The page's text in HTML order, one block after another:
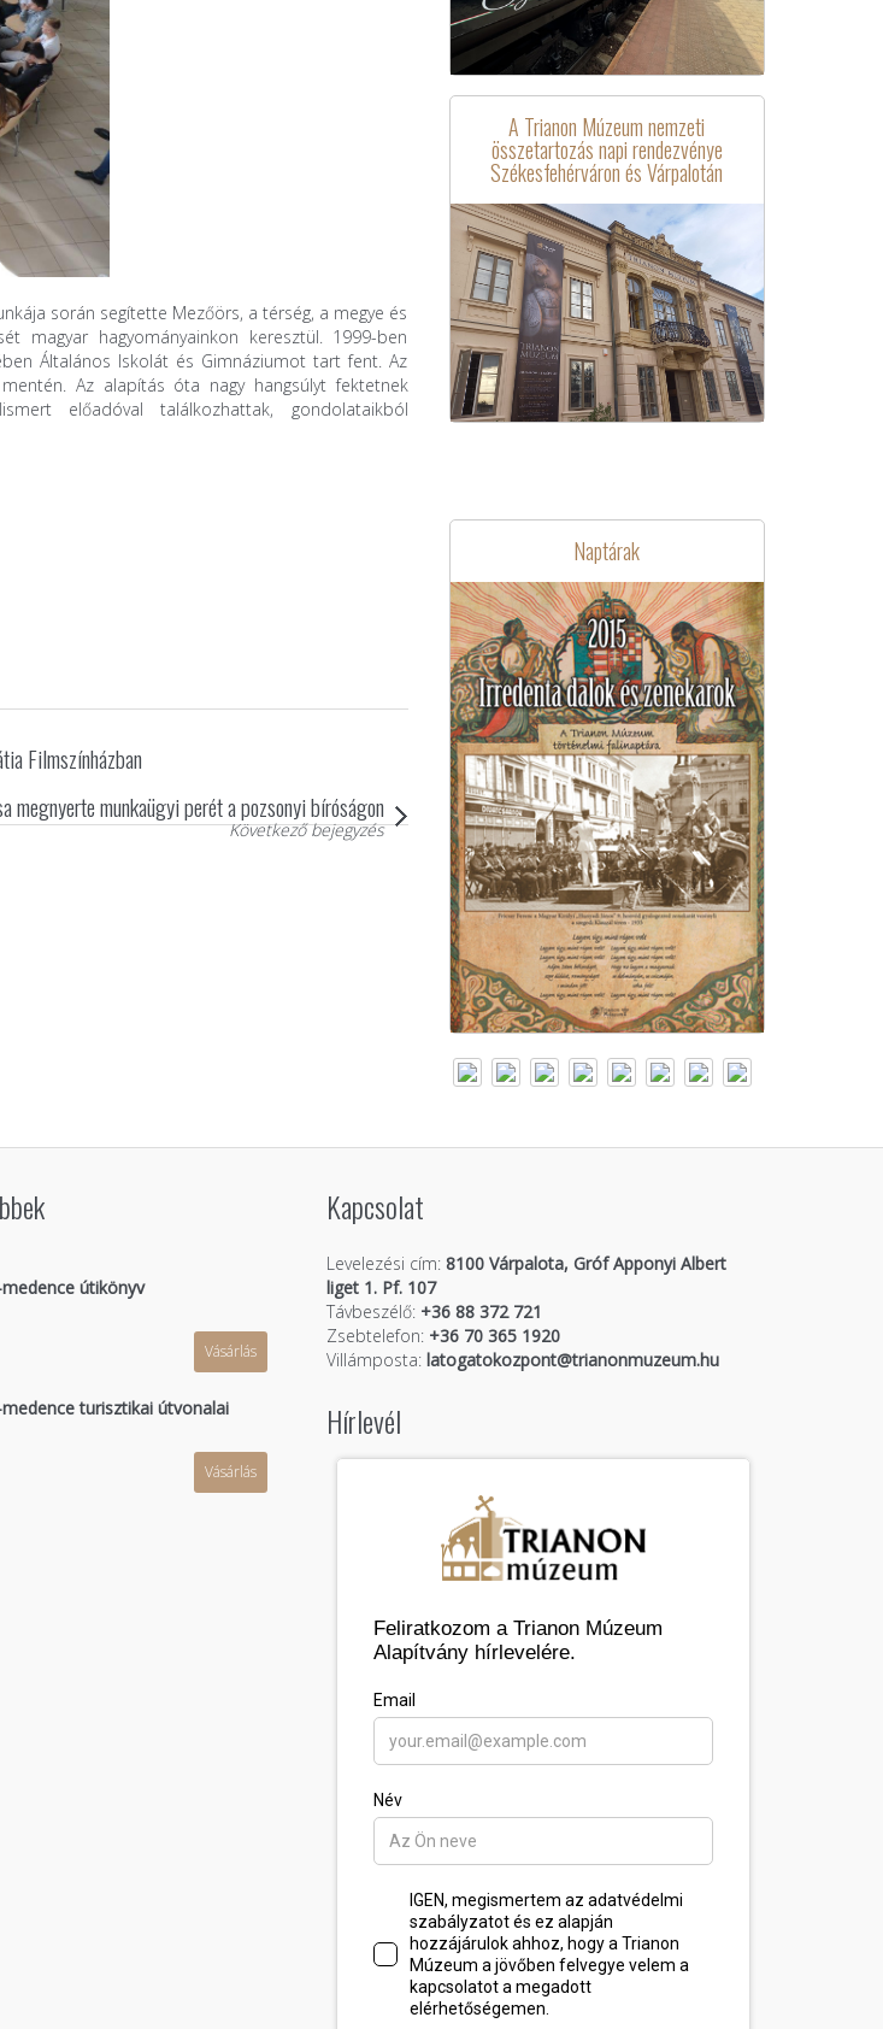
során segítette Mezőörs, a térség, a megye és
magyar hagyományainkon keresztül. 1999-ben
Általános Iskolát és Gimnáziumot tart fent. Az
Az alapítás óta nagy hangsúlyt fektetnek
előadóval találkozhattak, gondolataikból
Filmszínházban
megnyerte munkaügyi perét a pozsonyi bíróságon
Következő bejegyzés
A Trianon Múzeum nemzeti
összetartozás napi rendezvénye
Székesfehérváron és Várpalotán
Naptárak
útikönyv
Vásárlás
turisztikai útvonalai
Vásárlás
Kapcsolat
Levelezési cím: 8100 Várpalota, Gróf Apponyi Albert
liget 1. Pf. 107
Távbeszélő: +36 88 372 721
Zsebtelefon: +36 70 365 1920
Villámposta: latogatokozpont@trianonmuzeum.hu
Hírlevél